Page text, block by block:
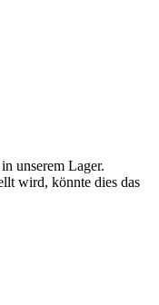
unserem Lager.
wird, könnte dies das